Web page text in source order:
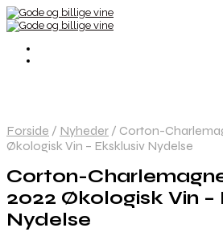
Forside / Nyheder / Corton-
Økologisk Vin – Eksklusiv Nydelse
Corton-
2022 Økologisk Vin –
Nydelse